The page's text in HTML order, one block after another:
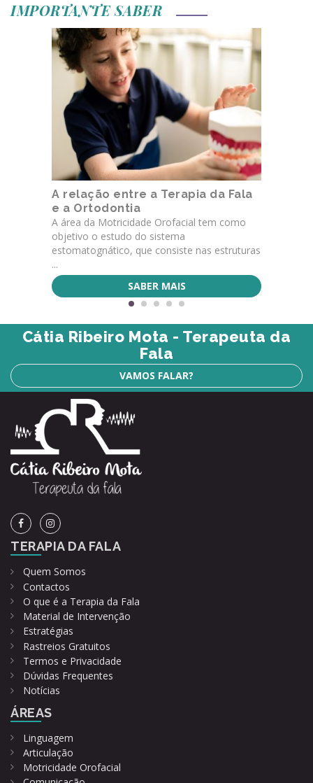
IMPORTANTE SABER
A relação entre a Terapia da Fala
e a Ortodontia
A área da Motricidade Orofacial tem como
objetivo o estudo do sistema
estomatognático, que consiste nas estruturas
...
SABER MAIS
Cátia Ribeiro Mota - Terapeuta da
Fala
VAMOS FALAR?
TERAPIA DA FALA
Quem Somos
Contactos
O que é a Terapia da Fala
Material de Intervenção
Estratégias
Rastreios Gratuitos
Termos e Privacidade
Dúvidas Frequentes
Notícias
ÁREAS
Linguagem
Articulação
Motricidade Orofacial